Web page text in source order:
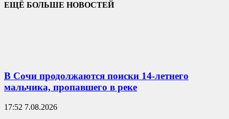
ЕЩЁ БОЛЬШЕ НОВОСТЕЙ
В Сочи продолжаются поиски 14-летнего
мальчика, пропавшего в реке
17:52 7.08.2026